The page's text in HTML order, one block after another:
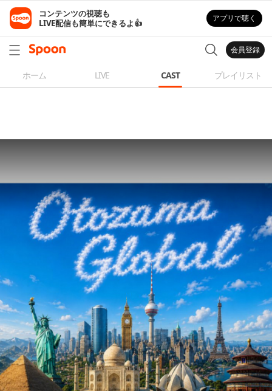
コンテンツの視聴も
LIVE配信も簡単にできるよ👍
アプリで聴く
会員登録
ホーム LIVE CAST プレイリスト